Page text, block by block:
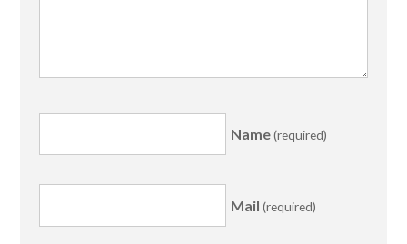
Name(required)
Mail (required)